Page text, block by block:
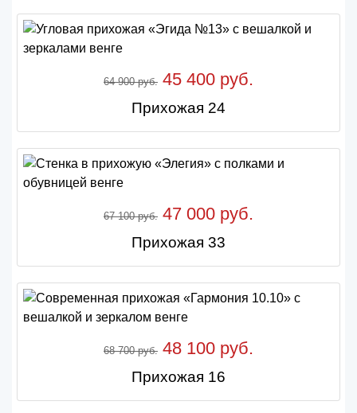
64 900 руб. 45 400 руб.
Прихожая 24
67 100 руб. 47 000 руб.
Прихожая 33
68 700 руб. 48 100 руб.
Прихожая 16